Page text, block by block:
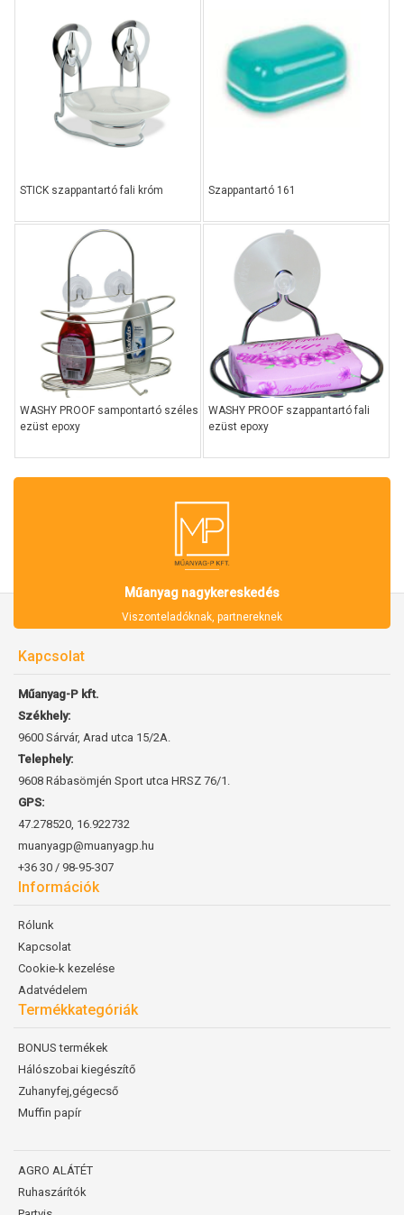
STICK szappantartó fali króm Szappantartó 161
WASHY PROOF sampontartó széles
ezüst epoxy
WASHY PROOF szappantartó fali
ezüst epoxy
Műanyag nagykereskedés
Viszonteladóknak, partnereknek
Kapcsolat
Műanyag-P kft.
Székhely:
9600 Sárvár, Arad utca 15/2A.
Telephely:
9608 Rábasömjén Sport utca HRSZ 76/1.
GPS:
47.278520, 16.922732
muanyagp@muanyagp.hu
+36 30 / 98-95-307
Információk
Rólunk
Kapcsolat
Cookie-k kezelése
Adatvédelem
Termékkategóriák
BONUS termékek
Hálószobai kiegészítő
Zuhanyfej,gégecső
Muffin papír
AGRO ALÁTÉT
Ruhaszárítók